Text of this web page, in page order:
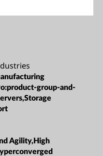
group-and-
Agility,High